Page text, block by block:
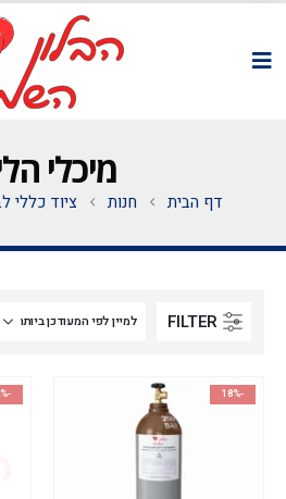
מיכלי
דף הבית חנות ציוד כללי
FILTER
-18%
-22%